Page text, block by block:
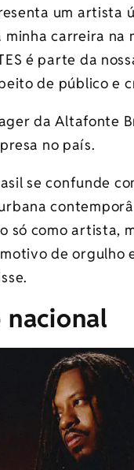
um artista
minha carreira
é parte da
de público e
da Altafonte
no país.
se confunde
só como artista,
de orgulho
nacional